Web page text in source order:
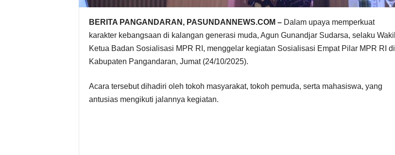
BERITA PANGANDARAN, PASUNDANNEWS.COM –Dalam upaya memperkuat
karakter kebangsaan di kalangan generasi muda, Agun Gunandjar Sudarsa, selaku Wakil
Ketua Badan Sosialisasi MPR RI, menggelar kegiatan Sosialisasi Empat Pilar MPR RI di
Kabupaten Pangandaran, Jumat (24/10/2025).
Acara tersebut dihadiri oleh tokoh masyarakat, tokoh pemuda, serta mahasiswa, yang
antusias mengikuti jalannya kegiatan.